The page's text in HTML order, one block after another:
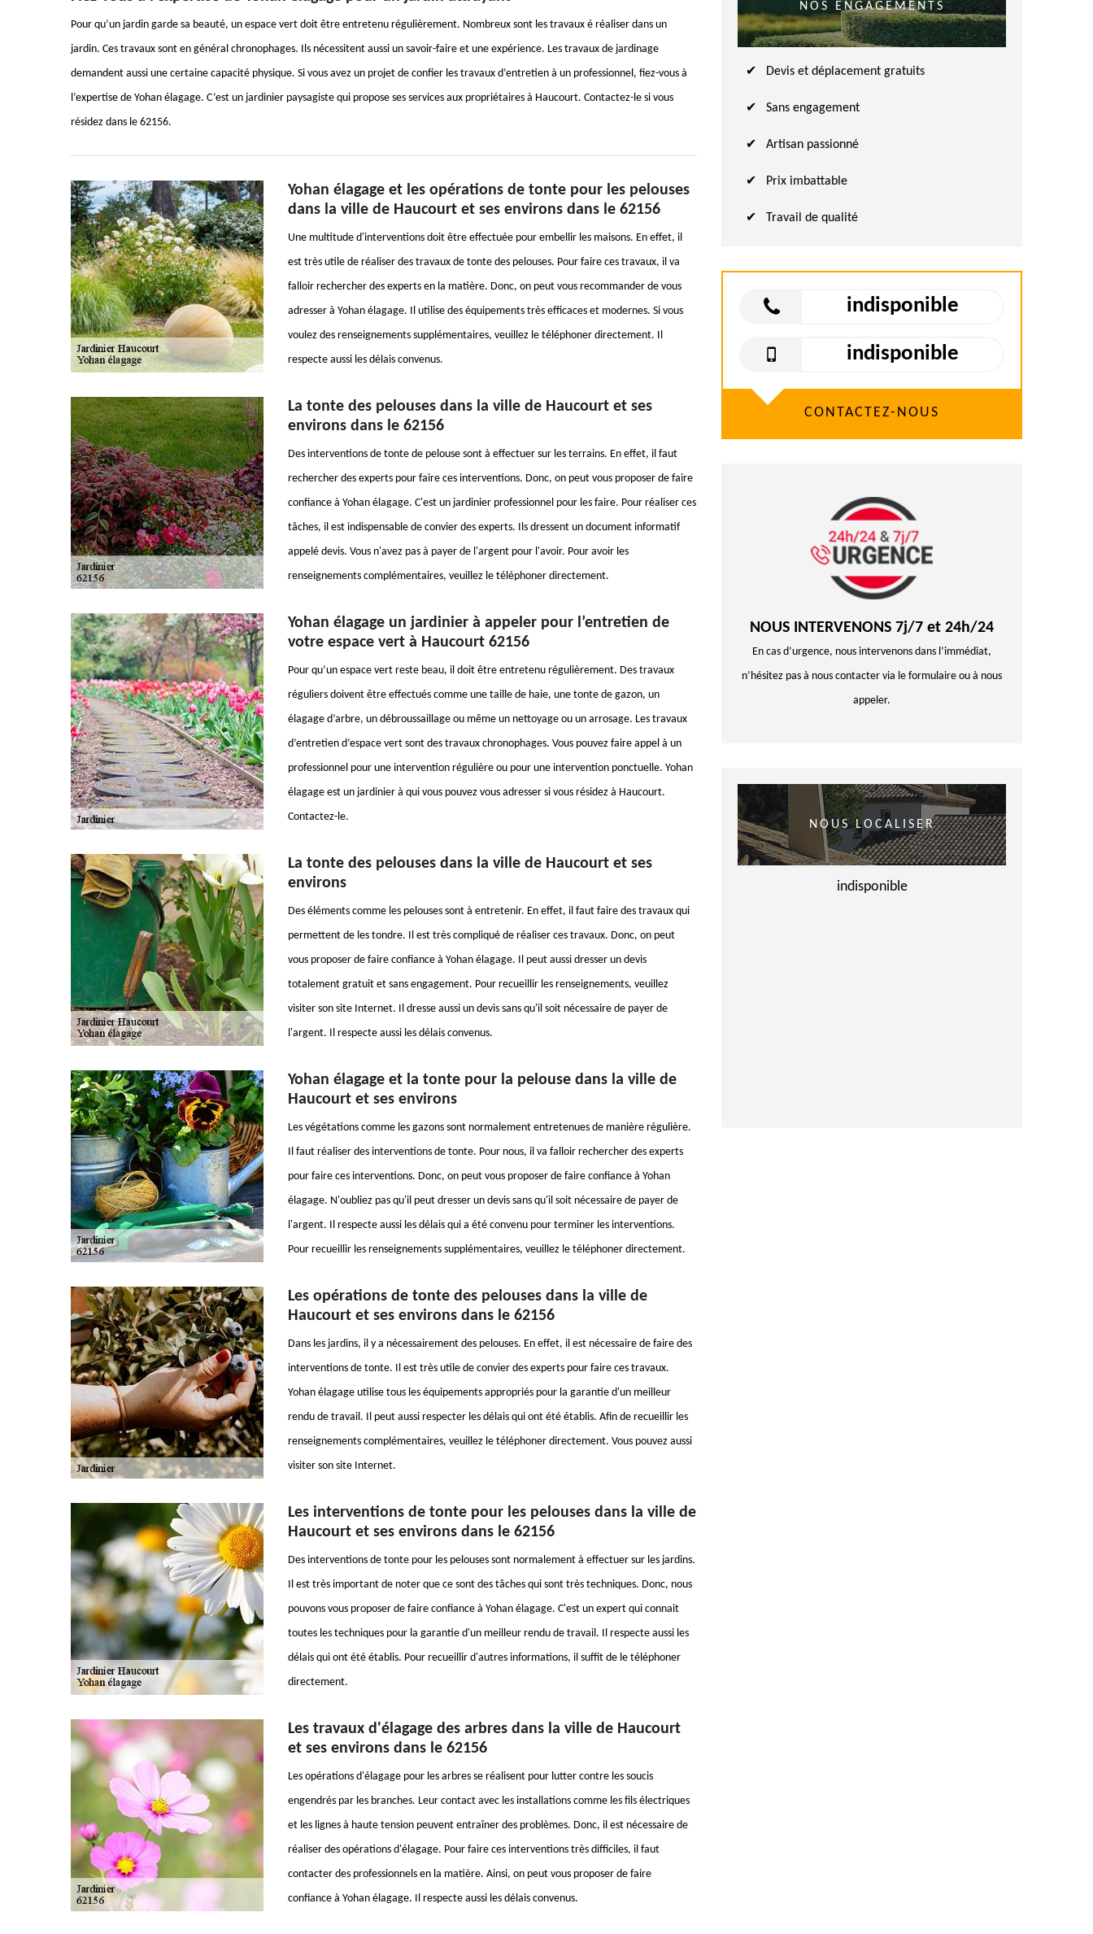
Pour qu’un jardin garde sa beauté, un espace vert doit être entretenu régulièrement. Nombreux sont les travaux é réaliser dans un
jardin. Ces travaux sont en général chronophages. Ils nécessitent aussi un savoir-faire et une expérience. Les travaux de jardinage
demandent aussi une certaine capacité physique. Si vous avez un projet de confier les travaux d’entretien à un professionnel, fiez-vous à
l’expertise de Yohan élagage. C’est un jardinier paysagiste qui propose ses services aux propriétaires à Haucourt. Contactez-le si vous
résidez dans le 62156.
Yohan élagage et les opérations de tonte pour les pelouses
dans la ville de Haucourt et ses environs dans le 62156
Une multitude d'interventions doit être effectuée pour embellir les maisons. En effet, il
est très utile de réaliser des travaux de tonte des pelouses. Pour faire ces travaux, il va
falloir rechercher des experts en la matière. Donc, on peut vous recommander de vous
adresser à Yohan élagage. Il utilise des équipements très efficaces et modernes. Si vous
voulez des renseignements supplémentaires, veuillez le téléphoner directement. Il
respecte aussi les délais convenus.
La tonte des pelouses dans la ville de Haucourt et ses
environs dans le 62156
Des interventions de tonte de pelouse sont à effectuer sur les terrains. En effet, il faut
rechercher des experts pour faire ces interventions. Donc, on peut vous proposer de faire
confiance à Yohan élagage. C'est un jardinier professionnel pour les faire. Pour réaliser ces
tâches, il est indispensable de convier des experts. Ils dressent un document informatif
appelé devis. Vous n'avez pas à payer de l'argent pour l'avoir. Pour avoir les
renseignements complémentaires, veuillez le téléphoner directement.
Yohan élagage un jardinier à appeler pour l’entretien de
votre espace vert à Haucourt 62156
Pour qu’un espace vert reste beau, il doit être entretenu régulièrement. Des travaux
réguliers doivent être effectués comme une taille de haie, une tonte de gazon, un
élagage d’arbre, un débroussaillage ou même un nettoyage ou un arrosage. Les travaux
d’entretien d’espace vert sont des travaux chronophages. Vous pouvez faire appel à un
professionnel pour une intervention régulière ou pour une intervention ponctuelle. Yohan
élagage est un jardinier à qui vous pouvez vous adresser si vous résidez à Haucourt.
Contactez-le.
La tonte des pelouses dans la ville de Haucourt et ses
environs
Des éléments comme les pelouses sont à entretenir. En effet, il faut faire des travaux qui
permettent de les tondre. Il est très compliqué de réaliser ces travaux. Donc, on peut
vous proposer de faire confiance à Yohan élagage. Il peut aussi dresser un devis
totalement gratuit et sans engagement. Pour recueillir les renseignements, veuillez
visiter son site Internet. Il dresse aussi un devis sans qu'il soit nécessaire de payer de
l'argent. Il respecte aussi les délais convenus.
Yohan élagage et la tonte pour la pelouse dans la ville de
Haucourt et ses environs
Les végétations comme les gazons sont normalement entretenues de manière régulière.
Il faut réaliser des interventions de tonte. Pour nous, il va falloir rechercher des experts
pour faire ces interventions. Donc, on peut vous proposer de faire confiance à Yohan
élagage. N'oubliez pas qu'il peut dresser un devis sans qu'il soit nécessaire de payer de
l'argent. Il respecte aussi les délais qui a été convenu pour terminer les interventions.
Pour recueillir les renseignements supplémentaires, veuillez le téléphoner directement.
Les opérations de tonte des pelouses dans la ville de
Haucourt et ses environs dans le 62156
Dans les jardins, il y a nécessairement des pelouses. En effet, il est nécessaire de faire des
interventions de tonte. Il est très utile de convier des experts pour faire ces travaux.
Yohan élagage utilise tous les équipements appropriés pour la garantie d'un meilleur
rendu de travail. Il peut aussi respecter les délais qui ont été établis. Afin de recueillir les
renseignements complémentaires, veuillez le téléphoner directement. Vous pouvez aussi
visiter son site Internet.
Les interventions de tonte pour les pelouses dans la ville de
Haucourt et ses environs dans le 62156
Des interventions de tonte pour les pelouses sont normalement à effectuer sur les jardins.
Il est très important de noter que ce sont des tâches qui sont très techniques. Donc, nous
pouvons vous proposer de faire confiance à Yohan élagage. C'est un expert qui connait
toutes les techniques pour la garantie d'un meilleur rendu de travail. Il respecte aussi les
délais qui ont été établis. Pour recueillir d'autres informations, il suffit de le téléphoner
directement.
Les travaux d'élagage des arbres dans la ville de Haucourt
et ses environs dans le 62156
Les opérations d'élagage pour les arbres se réalisent pour lutter contre les soucis
engendrés par les branches. Leur contact avec les installations comme les fils électriques
et les lignes à haute tension peuvent entraîner des problèmes. Donc, il est nécessaire de
réaliser des opérations d'élagage. Pour faire ces interventions très difficiles, il faut
contacter des professionnels en la matière. Ainsi, on peut vous proposer de faire
confiance à Yohan élagage. Il respecte aussi les délais convenus.
NOS ENGAGEMENTS
Devis et déplacement gratuits
Sans engagement
Artisan passionné
Prix imbattable
Travail de qualité
indisponible
indisponible
CONTACTEZ-NOUS
NOUS INTERVENONS 7j/7 et 24h/24
En cas d’urgence, nous intervenons dans l’immédiat,
n’hésitez pas à nous contacter via le formulaire ou à nous
appeler.
NOUS LOCALISER
indisponible